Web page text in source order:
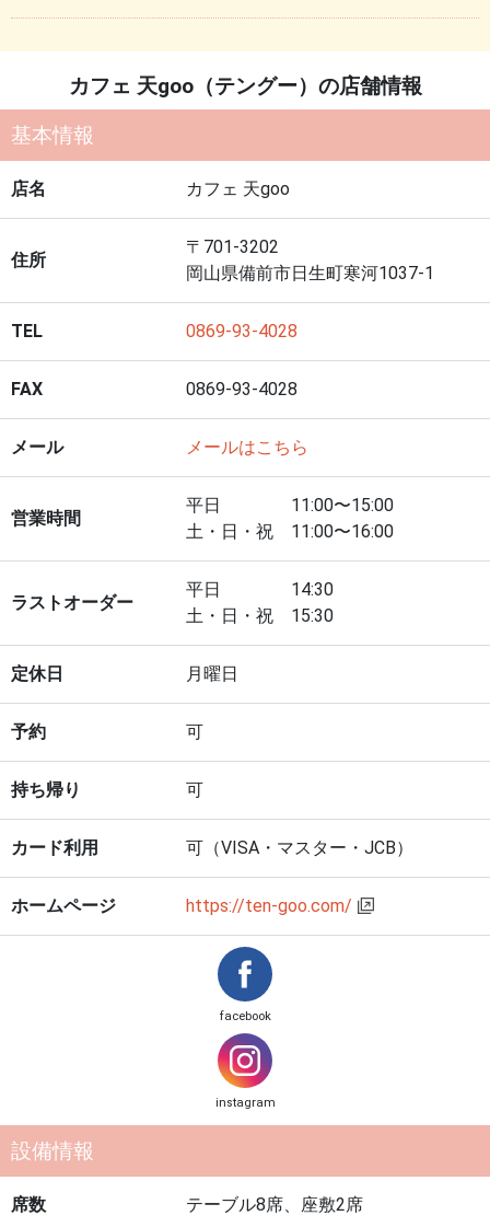
カフェ 天goo（テングー）の店舗情報
基本情報
店名 カフェ 天goo
住所
〒701-3202
岡山県備前市日生町寒河1037-1
TEL 0869-93-4028
FAX 0869-93-4028
メール メールはこちら
営業時間
平日 11:00〜15:00
土・日・祝 11:00〜16:00
ラストオーダー
平日 14:30
土・日・祝 15:30
定休日 月曜日
予約 可
持ち帰り 可
カード利用 可（VISA・マスター・JCB）
ホームページ https://ten-goo.com/
facebook
instagram
設備情報
席数 テーブル8席、座敷2席